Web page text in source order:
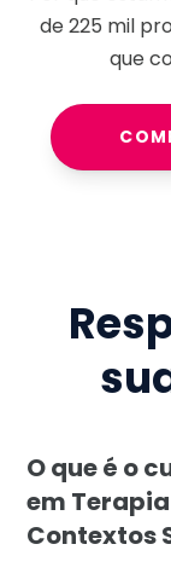
de225 mil
que
O que é o
em
Contextos